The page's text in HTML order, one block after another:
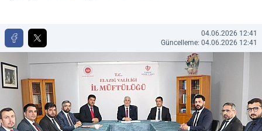
04.06.2026 12:41
Güncelleme: 04.06.2026 12:41